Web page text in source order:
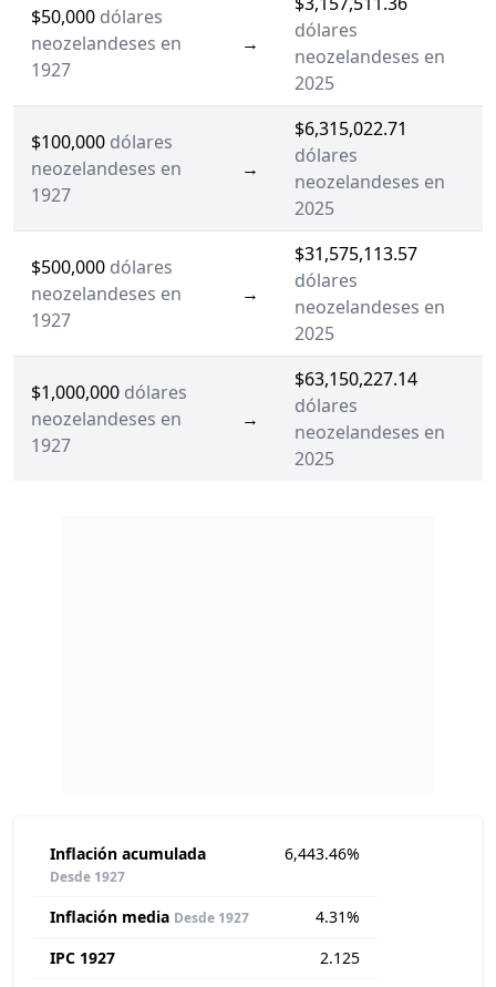
$50,000 dólares
neozelandeses en
1927
→
dólares
neozelandeses en
2025
$100,000 dólares
neozelandeses en
1927
→
$6,315,022.71
dólares
neozelandeses en
2025
$500,000 dólares
neozelandeses en
1927
→
$31,575,113.57
dólares
neozelandeses en
2025
$1,000,000 dólares
neozelandeses en
1927
→
$63,150,227.14
dólares
neozelandeses en
2025
Inflación acumulada
Desde 1927
6,443.46%
Inflación media Desde 1927
4.31%
IPC 1927
2.125